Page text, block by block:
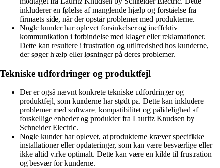
inkluderer en følelse af manglende hjælp og forståelse fra
firmaets side, når der opstår problemer med produkterne.
Nogle kunder har oplevet forsinkelser og ineffektiv
kommunikation i forbindelse med klager eller reklamationer.
Dette kan resultere i frustration og utilfredshed hos kunderne,
der søger hjælp eller løsninger på deres problemer.
Tekniske udfordringer og produktfejl
Der er også nævnt konkrete tekniske udfordringer og
produktfejl, som kunderne har stødt på. Dette kan inkludere
problemer med software, kompatibilitet og pålidelighed af
forskellige enheder og produkter fra Lauritz Knudsen by
Schneider Electric.
Nogle kunder har oplevet, at produkterne kræver specifikke
installationer eller opdateringer, som kan være besværlige eller
ikke altid virke optimalt. Dette kan være en kilde til frustration
og besvær for kunderne.